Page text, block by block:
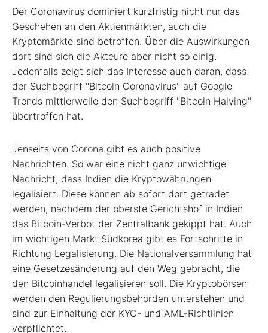
Der Coronavirus dominiert kurzfristig nicht nur das
Geschehen an den Aktienmärkten, auch die
Kryptomärkte sind betroffen. Über die Auswirkungen
dort sind sich die Akteure aber nicht so einig.
Jedenfalls zeigt sich das Interesse auch daran, dass
der Suchbegriff "Bitcoin Coronavirus" auf Google
Trends mittlerweile den Suchbegriff "Bitcoin Halving"
übertroffen hat.
Jenseits von Corona gibt es auch positive
Nachrichten. So war eine nicht ganz unwichtige
Nachricht, dass Indien die Kryptowährungen
legalisiert. Diese können ab sofort dort getradet
werden, nachdem der oberste Gerichtshof in Indien
das Bitcoin-Verbot der Zentralbank gekippt hat. Auch
im wichtigen Markt Südkorea gibt es Fortschritte in
Richtung Legalisierung. Die Nationalversammlung hat
eine Gesetzesänderung auf den Weg gebracht, die
den Bitcoinhandel legalisieren soll. Die Kryptobörsen
werden den Regulierungsbehörden unterstehen und
sind zur Einhaltung der KYC- und AML-Richtlinien
verpflichtet.